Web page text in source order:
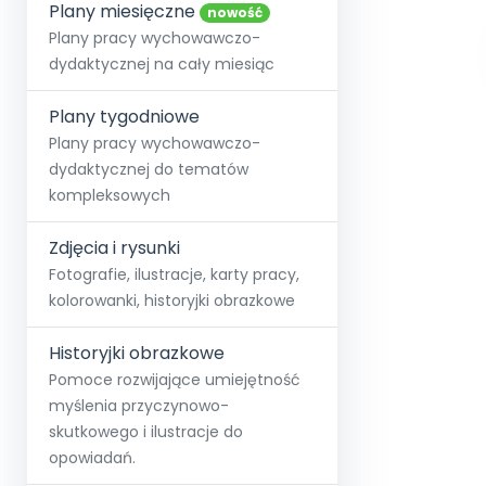
Społeczność
+48 12 631 04 10
kontakt@blizejprzedszkola.pl
O miesięczniku
Strona główna
O Akademii
Akademia
Poznaj pakiet MAX
Testuj przez 7 dni Pełen
Wszystkie projekty
Skontaktuj się
Dodaj wpis
Plany miesięczne nowość
Plany pracy wychowawczo-
dydaktycznej na cały miesiąc
Plany tygodniowe
Plany pracy wychowawczo-
dydaktycznej do tematów
kompleksowych
Zdjęcia i rysunki
Fotografie, ilustracje, karty pracy,
kolorowanki, historyjki obrazkowe
Historyjki obrazkowe
Pomoce rozwijające umiejętność
myślenia przyczynowo-
skutkowego i ilustracje do
opowiadań.